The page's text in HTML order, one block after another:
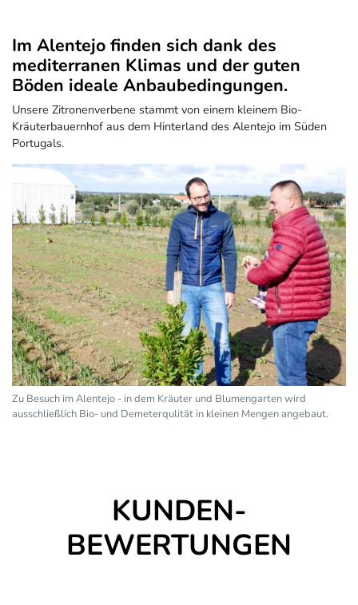
Im Alentejo finden sich dank des
mediterranen Klimas und der guten
Böden ideale Anbaubedingungen.
Unsere Zitronenverbene stammt von einem kleinem Bio-
Kräuterbauernhof aus dem Hinterland des Alentejo im Süden
Portugals.
Zu Besuch im Alentejo - in dem Kräuter und Blumengarten wird
ausschließlich Bio- und Demeterqulität in kleinen Mengen angebaut.
KUNDEN-
BEWERTUNGEN